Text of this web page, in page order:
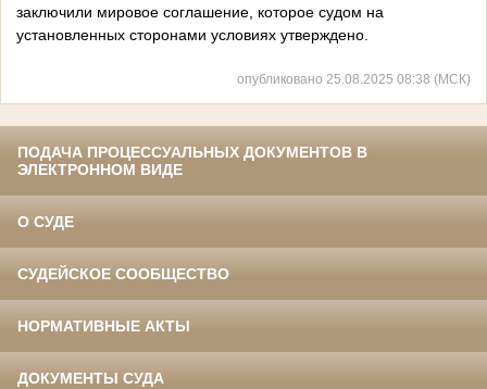
заключили мировое соглашение, которое судом на
установленных сторонами условиях утверждено.
опубликовано 25.08.2025 08:38 (МСК)
ПОДАЧА ПРОЦЕССУАЛЬНЫХ ДОКУМЕНТОВ В
ЭЛЕКТРОННОМ ВИДЕ
О СУДЕ
СУДЕЙСКОЕ СООБЩЕСТВО
НОРМАТИВНЫЕ АКТЫ
ДОКУМЕНТЫ СУДА